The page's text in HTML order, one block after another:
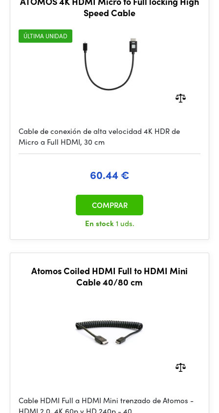
Speed Cable
ÚLTIMA UNIDAD
Cable de conexión de alta velocidad 4K HDR de
Micro a Full HDMI, 30 cm
60.44 €
En stock1 uds.
COMPRAR
Atomos Coiled HDMI Full to HDMI Mini
Cable 40/80 cm
Cable HDMI Full a HDMI Mini trenzado de Atomos -